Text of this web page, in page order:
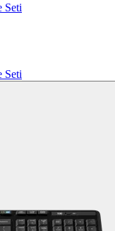
Seti
Seti